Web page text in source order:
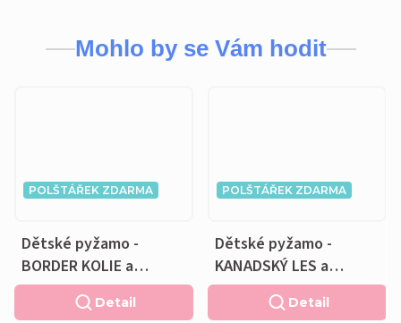
Mohlo by se Vám hodit
POLŠTÁŘEK ZDARMA
Dětské pyžamo -
BORDER KOLIE a
Polštářek ZDARMA
Detail
POLŠTÁŘEK ZDARMA
Dětské pyžamo -
KANADSKÝ LES a
Polštářek ZDARMA
Detail